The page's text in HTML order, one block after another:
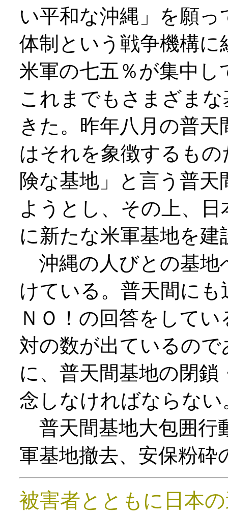
い平和な沖縄」を願
体制という戦争機構
米軍の七五％が集中
これまでもさまざま
きた。昨年八月の普
はそれを象徴するも
険な基地」と言う普
ようとし、その上、
に新たな米軍基地を
沖縄の人びとの基地
けている。普天間に
ＮＯ！の回答をして
対の数が出ているの
に、普天間基地の閉
念しなければならない
普天間基地大包囲行
軍基地撤去、安保粉
被害者とともに日本